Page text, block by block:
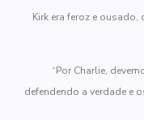
Kirk era feroz e ousado,
“Por Charlie,
defendendo a verdade e